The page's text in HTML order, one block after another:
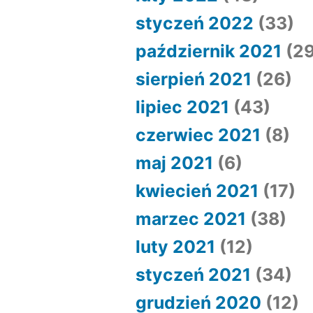
styczeń 2022 (33)
październik 2021
sierpień 2021 (26)
lipiec 2021 (43)
czerwiec 2021 (8)
maj 2021 (6)
kwiecień 2021 (17)
marzec 2021 (38)
luty 2021 (12)
styczeń 2021 (34)
grudzień 2020 (12)